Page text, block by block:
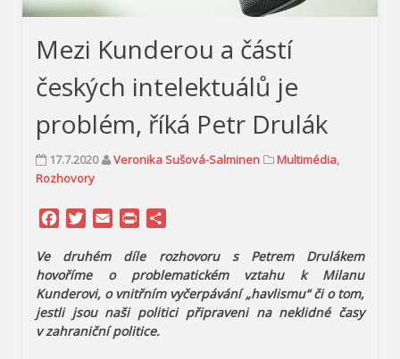
Mezi Kunderou a částí
českých intelektuálů je
problém, říká Petr Drulák
17.7.2020 Veronika Sušová-Salminen Multimédia,
Rozhovory
Facebook
Twitter
Email Print
Ve druhém díle rozhovoru s Petrem Drulákem
hovoříme o problematickém vztahu k Milanu
Kunderovi, o vnitřním vyčerpávání „havlismu“ či o tom,
jestli jsou naši politici připraveni na neklidné časy
v zahraniční politice.